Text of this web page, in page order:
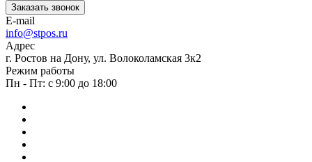
Заказать звонок
E-mail
info@stpos.ru
Адрес
г. Ростов на Дону, ул. Волоколамская 3к2
Режим работы
Пн - Пт: с 9:00 до 18:00